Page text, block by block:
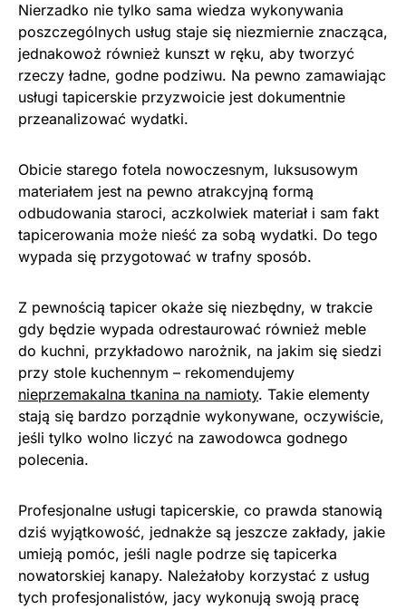
Nierzadko nie tylko sama wiedza wykonywania
poszczególnych usług staje się niezmiernie znacząca,
jednakowoż również kunszt w ręku, aby tworzyć
rzeczy ładne, godne podziwu. Na pewno zamawiając
usługi tapicerskie przyzwoicie jest dokumentnie
przeanalizować wydatki.
Obicie starego fotela nowoczesnym, luksusowym
materiałem jest na pewno atrakcyjną formą
odbudowania staroci, aczkolwiek materiał i sam fakt
tapicerowania może nieść za sobą wydatki. Do tego
wypada się przygotować w trafny sposób.
Z pewnością tapicer okaże się niezbędny, w trakcie
gdy będzie wypada odrestaurować również meble
do kuchni, przykładowo narożnik, na jakim się siedzi
przy stole kuchennym – rekomendujemy
nieprzemakalna tkanina na namioty. Takie elementy
stają się bardzo porządnie wykonywane, oczywiście,
jeśli tylko wolno liczyć na zawodowca godnego
polecenia.
Profesjonalne usługi tapicerskie, co prawda stanowią
dziś wyjątkowość, jednakże są jeszcze zakłady, jakie
umieją pomóc, jeśli nagle podrze się tapicerka
nowatorskiej kanapy. Należałoby korzystać z usług
tych profesjonalistów, jacy wykonują swoją pracę